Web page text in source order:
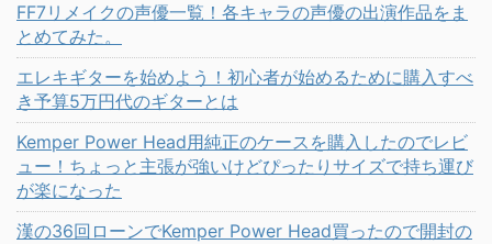
FF7リメイクの声優一覧！各キャラの声優の出演作品をま
とめてみた。
エレキギターを始めよう！初心者が始めるために購入すべ
き予算5万円代のギターとは
Kemper Power Head用純正のケースを購入したのでレビ
ュー！ちょっと主張が強いけどぴったりサイズで持ち運び
が楽になった
漢の36回ローンでKemper Power Head買ったので開封の